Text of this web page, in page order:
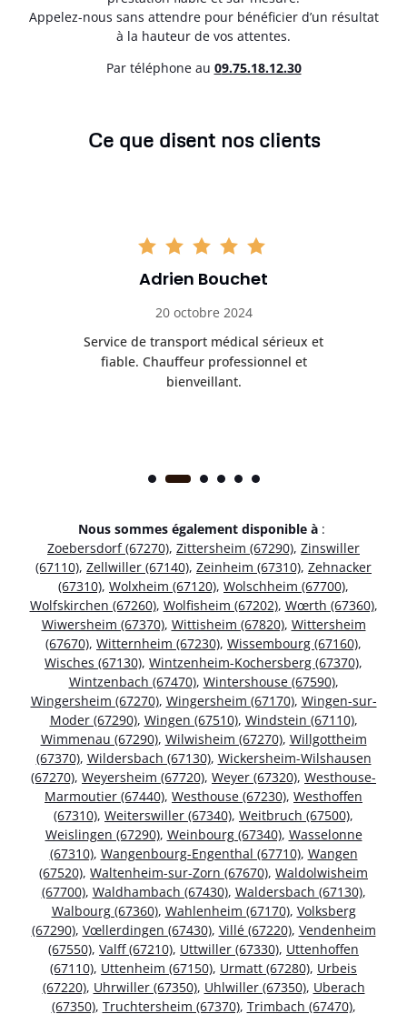
Appelez-nous sans attendre pour bénéficier d’un résultat
à la hauteur de vos attentes.
Par téléphone au 09.75.18.12.30
Ce que disent nos clients
Adrien Bouchet
20 octobre 2024
Service de transport médical sérieux et
fiable. Chauffeur professionnel et
bienveillant.
Nous sommes également disponible à :
Zoebersdorf (67270), Zittersheim (67290), Zinswiller
(67110), Zellwiller (67140), Zeinheim (67310), Zehnacker
(67310), Wolxheim (67120), Wolschheim (67700),
Wolfskirchen (67260), Wolfisheim (67202), Wœrth (67360),
Wiwersheim (67370), Wittisheim (67820), Wittersheim
(67670), Witternheim (67230), Wissembourg (67160),
Wisches (67130), Wintzenheim-Kochersberg (67370),
Wintzenbach (67470), Wintershouse (67590),
Wingersheim (67270), Wingersheim (67170), Wingen-sur-
Moder (67290), Wingen (67510), Windstein (67110),
Wimmenau (67290), Wilwisheim (67270), Willgottheim
(67370), Wildersbach (67130), Wickersheim-Wilshausen
(67270), Weyersheim (67720), Weyer (67320), Westhouse-
Marmoutier (67440), Westhouse (67230), Westhoffen
(67310), Weiterswiller (67340), Weitbruch (67500),
Weislingen (67290), Weinbourg (67340), Wasselonne
(67310), Wangenbourg-Engenthal (67710), Wangen
(67520), Waltenheim-sur-Zorn (67670), Waldolwisheim
(67700), Waldhambach (67430), Waldersbach (67130),
Walbourg (67360), Wahlenheim (67170), Volksberg
(67290), Vœllerdingen (67430), Villé (67220), Vendenheim
(67550), Valff (67210), Uttwiller (67330), Uttenhoffen
(67110), Uttenheim (67150), Urmatt (67280), Urbeis
(67220), Uhrwiller (67350), Uhlwiller (67350), Uberach
(67350), Truchtersheim (67370), Trimbach (67470),